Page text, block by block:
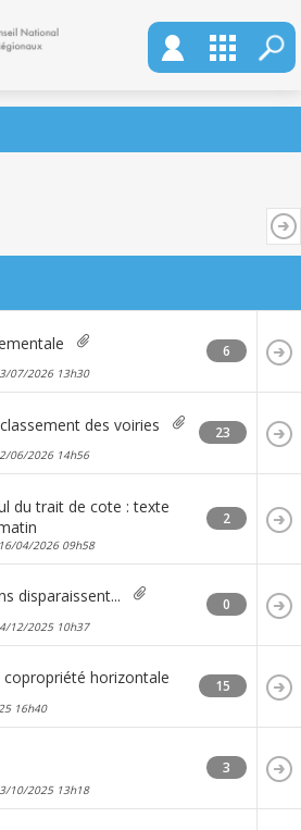
07/2026 13h30
6
des voiries
06/2026 14h56
23
du trait de cote : texte
04/2026 09h58
2
disparaissent...
12/2025 10h37
0
horizontale
16h40
15
10/2025 13h18
3